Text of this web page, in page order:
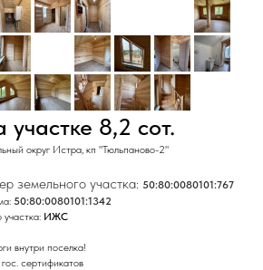
8,2 сот.
округ Истра, кп "Тюльпаново-2"
зeмeльнoго учaсткa: 50:80:0080101:767
50:80:0080101:1342
учаcтка: ИЖC
внутри поселка!
сертификатов